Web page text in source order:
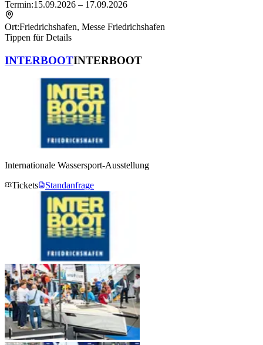
Termin:15.09.2026 – 17.09.2026
Ort:Friedrichshafen, Messe Friedrichshafen
Tippen für Details
INTERBOOTINTERBOOT
Internationale Wassersport-Ausstellung
Tickets
Standanfrage